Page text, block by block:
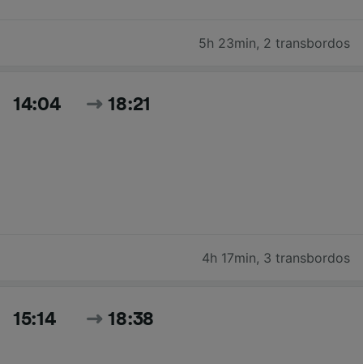
5h 23min, 2 transbordos
14:04 18:21
4h 17min, 3 transbordos
15:14 18:38